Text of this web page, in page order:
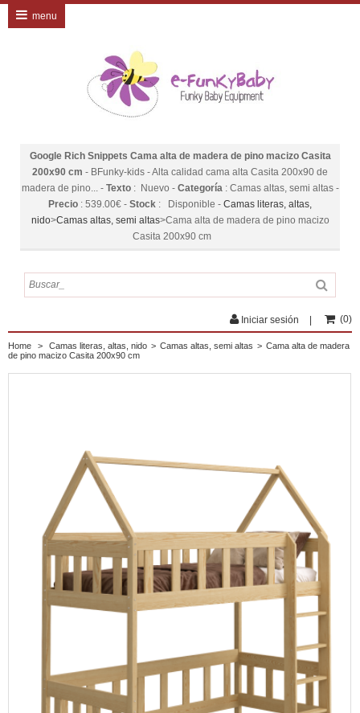
Google Rich Snippets Cama alta de madera de pino macizo Casita
200x90 cm - BFunky-kids -Alta calidad cama alta Casita 200x90 de
madera de pino...- Texto: Nuevo - Categoría: Camas altas, semi altas-
Precio : 539.00€ - Stock : Disponible - Camas literas, altas,
nido>Camas altas, semi altas>Cama alta de madera de pino macizo
Casita 200x90 cm
menu
(0)
Iniciar sesión
Home > Camas literas, altas, nido > Camas altas, semi altas > Cama alta de madera
de pino macizo Casita 200x90 cm